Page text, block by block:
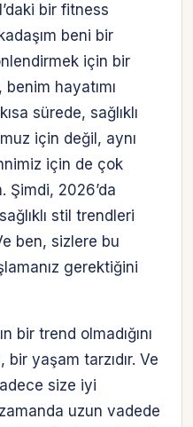
bir fitness
beni bir
için bir
hayatımı
sürede, sağlıklı
için değil, aynı
için de çok
Şimdi, 2026’da
stil trendleri
ben, sizlere bu
gerektiğini
bir trend olmadığını
yaşam tarzıdır. Ve
size iyi
uzun vadede